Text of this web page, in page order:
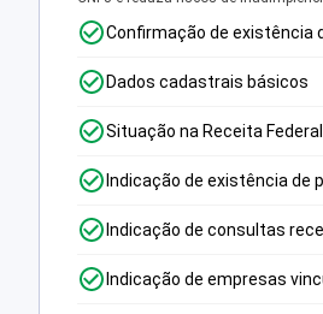
Confirmação de existência
Dados cadastrais básicos
Situação na Receita Federal
Indicação de existência de
Indicação de consultas
Indicação de empresas